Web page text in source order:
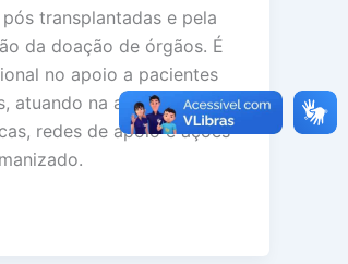
transplantadas e pela
da doação de órgãos. É
no apoio a pacientes
atuando na articulação de
redes de apoio e ações